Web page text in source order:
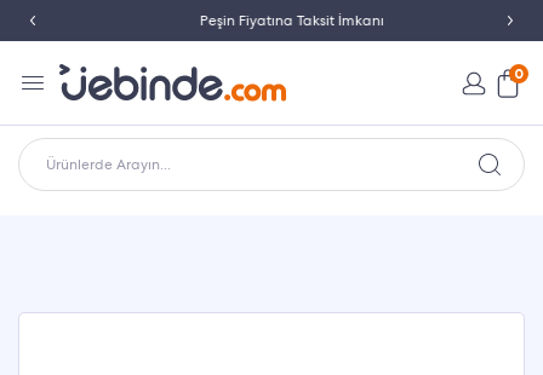
Peşin Fiyatına Taksit İmkanı
0
Ürünlerde Arayın...